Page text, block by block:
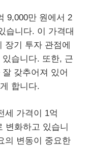
9,000만 원에서 2
습니다. 이 가격대
장기 투자 관점에
습니다. 또한, 근
갖추어져 있어
합니다.
세 가격이 1억
변화하고 있습니
의 변동이 중요한